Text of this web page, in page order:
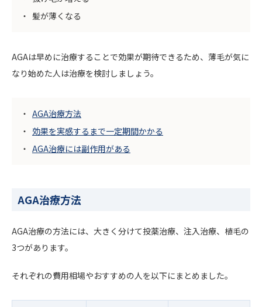
髪が薄くなる
AGAは早めに治療することで効果が期待できるため、薄毛が気に
なり始めた人は治療を検討しましょう。
AGA治療方法
効果を実感するまで一定期間かかる
AGA治療には副作用がある
AGA治療方法
AGA治療の方法には、大きく分けて投薬治療、注入治療、植毛の
3つがあります。
それぞれの費用相場やおすすめの人を以下にまとめました。